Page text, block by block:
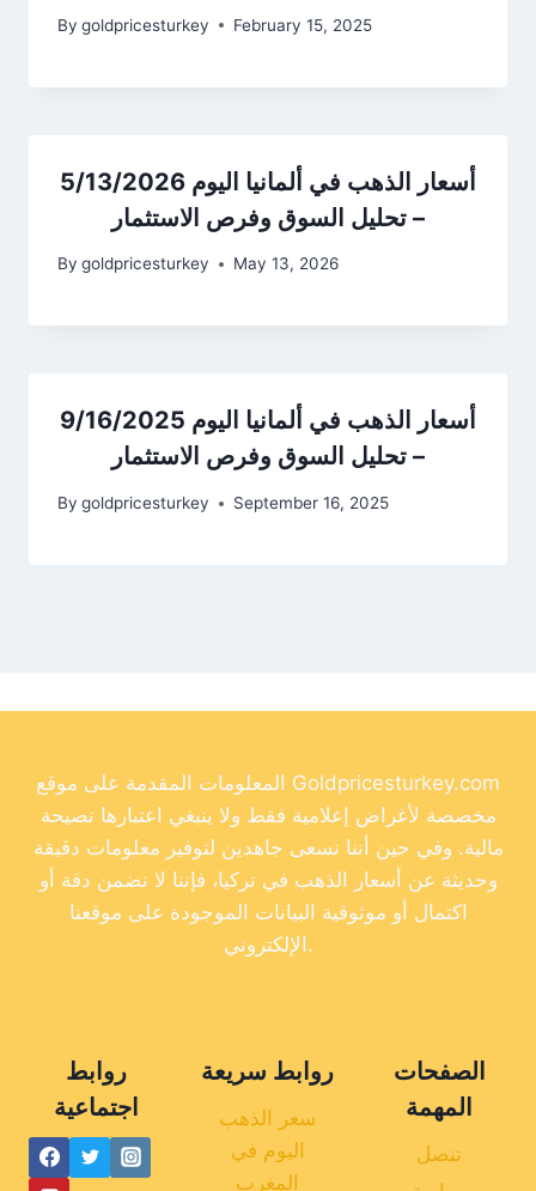
By goldpricesturkey February 15, 2025
أسعار الذهب في ألمانيا اليوم 5/13/2026
– تحليل السوق وفرص الاستثمار
By goldpricesturkey May 13, 2026
أسعار الذهب في ألمانيا اليوم 9/16/2025
– تحليل السوق وفرص الاستثمار
By goldpricesturkey September 16, 2025
المعلومات المقدمة على موقع Goldpricesturkey.com
مخصصة لأغراض إعلامية فقط ولا ينبغي اعتبارها نصيحة
مالية. وفي حين أننا نسعى جاهدين لتوفير معلومات دقيقة
وحديثة عن أسعار الذهب في تركيا، فإننا لا نضمن دقة أو
اكتمال أو موثوقية البيانات الموجودة على موقعنا
الإلكتروني.
روابط
اجتماعية
روابط سريعة
سعر الذهب
اليوم في
المغرب
الصفحات
المهمة
تنصل